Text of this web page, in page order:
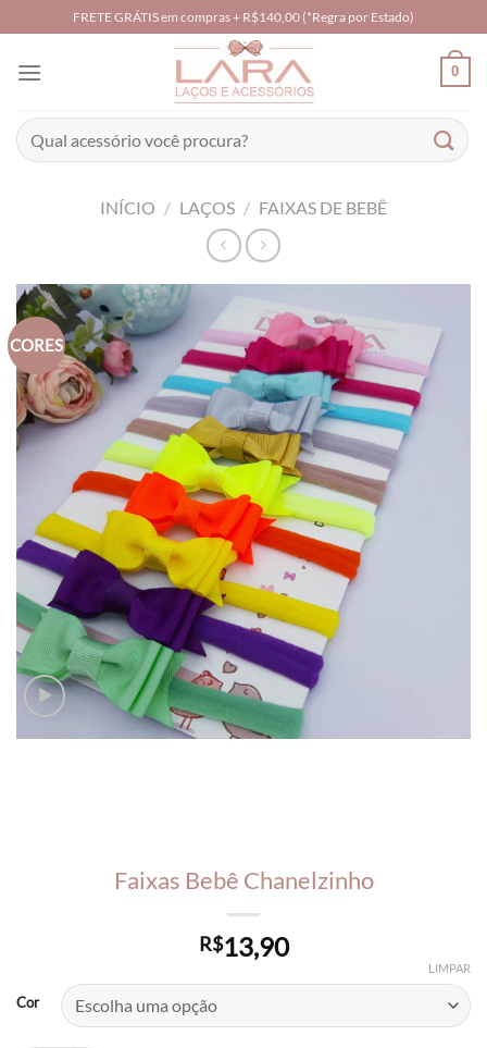
to
content
FRETE GRÁTIS em compras + R$140,00 (*Regra por Estado)
0
Pesquisar
por:
INÍCIO / LAÇOS / FAIXAS DE BEBÊ
CORES
Faixas Bebê Chanelzinho
R$13,90
Cor
LIMPAR